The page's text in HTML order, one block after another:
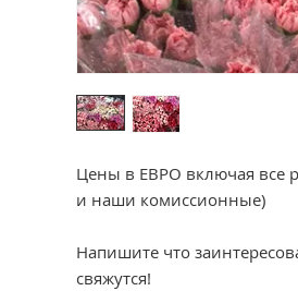
Цены в ЕВРО включая все
и наши комиссионные)
Напишите что
свяжутся!